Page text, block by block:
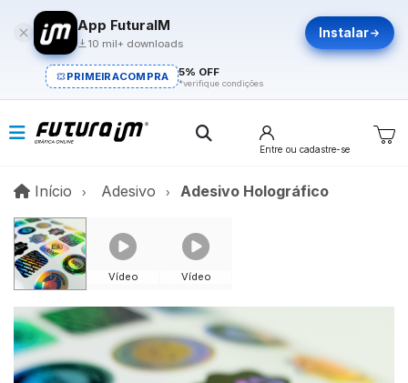
App FuturaIM
10 mil+ downloads
Instalar
PRIMEIRACOMPRA 5% OFF
*verifique condições
Entre ou cadastre-se
Início InícioAdesivo Adesivo Holográfico
Vídeo Vídeo